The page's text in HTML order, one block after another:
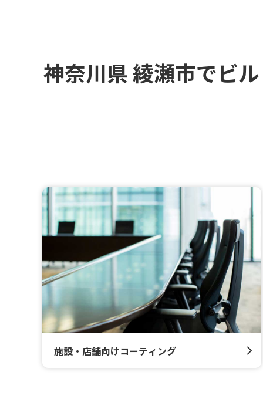
神奈川県 綾瀬市でビ
施設・店舗向けコーティング